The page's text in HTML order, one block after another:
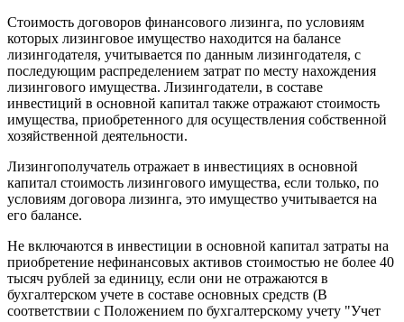
Стоимость договоров финансового лизинга, по условиям
которых лизинговое имущество находится на балансе
лизингодателя, учитывается по данным лизингодателя, с
последующим распределением затрат по месту нахождения
лизингового имущества. Лизингодатели, в составе
инвестиций в основной капитал также отражают стоимость
имущества, приобретенного для осуществления собственной
хозяйственной деятельности.
Лизингополучатель отражает в инвестициях в основной
капитал стоимость лизингового имущества, если только, по
условиям договора лизинга, это имущество учитывается на
его балансе.
Не включаются в инвестиции в основной капитал затраты на
приобретение нефинансовых активов стоимостью не более 40
тысяч рублей за единицу, если они не отражаются в
бухгалтерском учете в составе основных средств (В
соответствии с Положением по бухгалтерскому учету "Учет